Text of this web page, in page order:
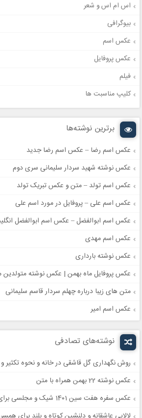
اس ام اس و شعر
بیوگرافی
عکس اسم
عکس پروفایل
فیلم
کلیپ مناسبت ها
برترین نوشته‌ها
عکس اسم رضا – عکس اسم رضا جدید
عکس نوشته شهید سردار سلیمانی سری دوم
عکس اسم تولد – متن و عکس تبریک تولد
عکس اسم علی – پروفایل در مورد اسم علی
عکس اسم ابوالفضل – عکس اسم ابوالفضل
عکس اسم مهدی
عکس نوشته بارداری
عکس پروفایل ماه بهمن | عکس نوشته متولدین
متن های زیبا درباره چهلم سردار قاسم سلیمانی
عکس اسم امیر
نوشته‌های تصادفی
روش نگهداری گل قاشقی در خانه و نحوه تکثیر
عکس نوشته 22 بهمن همراه با متن
عکس سفره هفت سین 1401 شیک و مجلسی برای ایده نوروزی